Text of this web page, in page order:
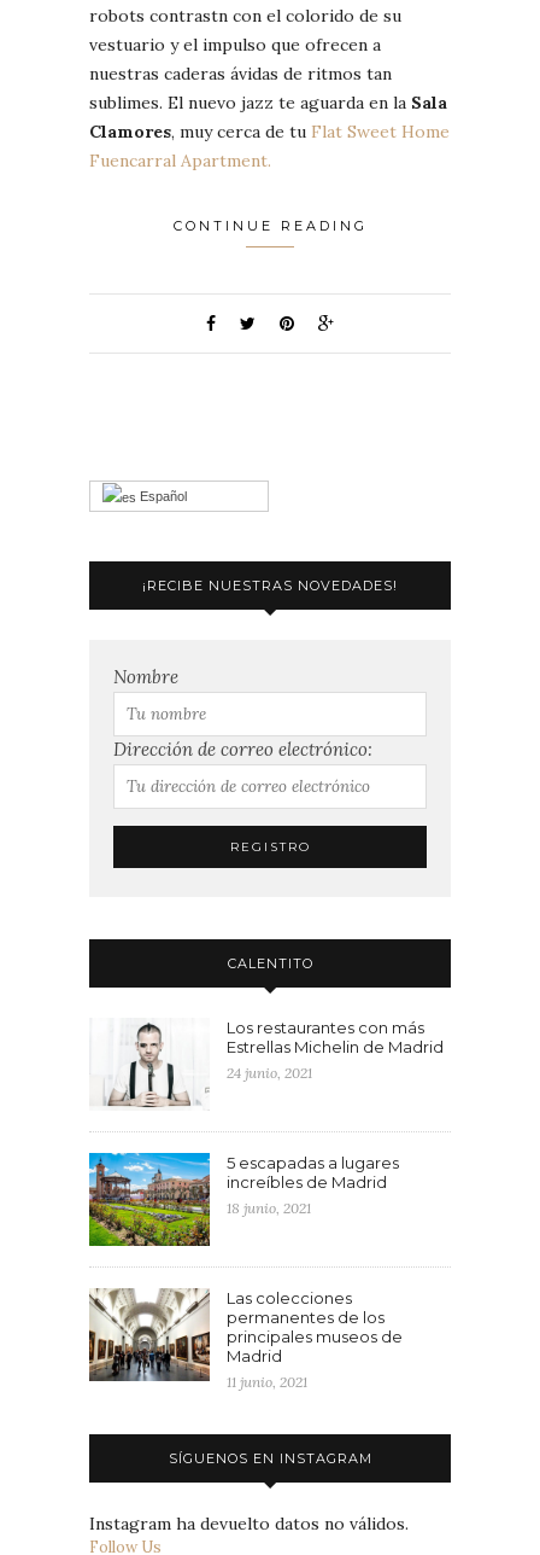
robots contrastn con el colorido de su
vestuario y el impulso que ofrecen a
nuestras caderas ávidas de ritmos tan
sublimes. El nuevo jazz te aguarda en la Sala
Clamores, muy cerca de tu Flat Sweet Home
Fuencarral Apartment.
CONTINUE READING
Español
¡RECIBE NUESTRAS NOVEDADES!
Nombre
Dirección de correo electrónico:
CALENTITO
Los restaurantes con más
Estrellas Michelin de Madrid
24 junio, 2021
5 escapadas a lugares
increíbles de Madrid
18 junio, 2021
Las colecciones
permanentes de los
principales museos de
Madrid
11 junio, 2021
SÍGUENOS EN INSTAGRAM
Instagram ha devuelto datos no válidos.
Follow Us